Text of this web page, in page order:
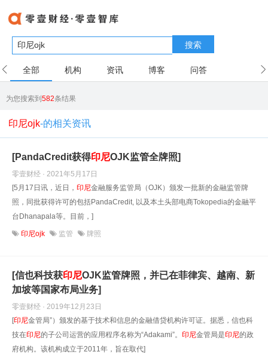
搜索
全部 机构 资讯 博客 问答
为您搜索到582条结果
印尼ojk-的相关资讯
[PandaCredit获得印尼OJK监管全牌照]
零壹财经 · 2021年5月17日
[5月17日讯，近日， 印尼金融服务监管局（OJK）颁发一批新的金融监管牌
照，同批获得许可的包括PandaCredit, 以及本土头部电商Tokopedia的金融平
台Dhanapala等。目前，]
印尼ojk 监管 牌照
[信也科技获印尼OJK监管牌照，并已在菲律宾、越南、新
加坡等国家布局业务]
零壹财经 · 2019年12月23日
[印尼金管局”）颁发的基于技术和信息的金融借贷机构许可证。据悉，信也科
技在印尼的子公司运营的应用程序名称为“Adakami”。 印尼金管局是印尼的政
府机构。该机构成立于2011年，旨在取代]